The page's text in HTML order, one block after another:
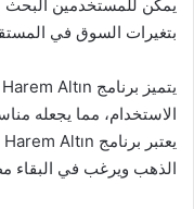
يمكن للمستخدمين البحث
بتغيرات السوق في
الاستخدام، مما يجعله
الذهب ويرغب في البقاء